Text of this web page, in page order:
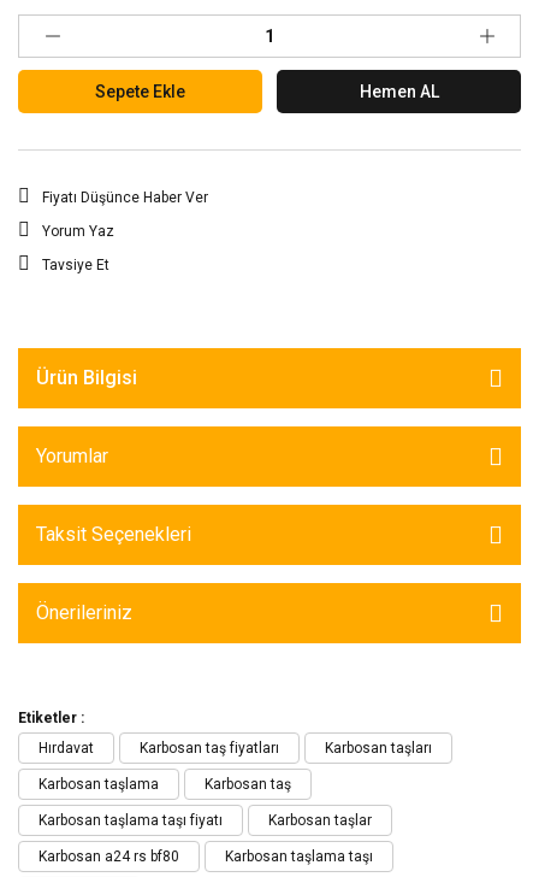
Sepete Ekle Hemen AL
Fiyatı Düşünce Haber Ver
Yorum Yaz
Tavsiye Et
Ürün Bilgisi
Yorumlar
Taksit Seçenekleri
Önerileriniz
Etiketler :
Hırdavat
Karbosan taş fiyatları Karbosan taşları
Karbosan taşlama Karbosan taş
Karbosan taşlama taşı fiyatı Karbosan taşlar
Karbosan a24 rs bf80 Karbosan taşlama taşı